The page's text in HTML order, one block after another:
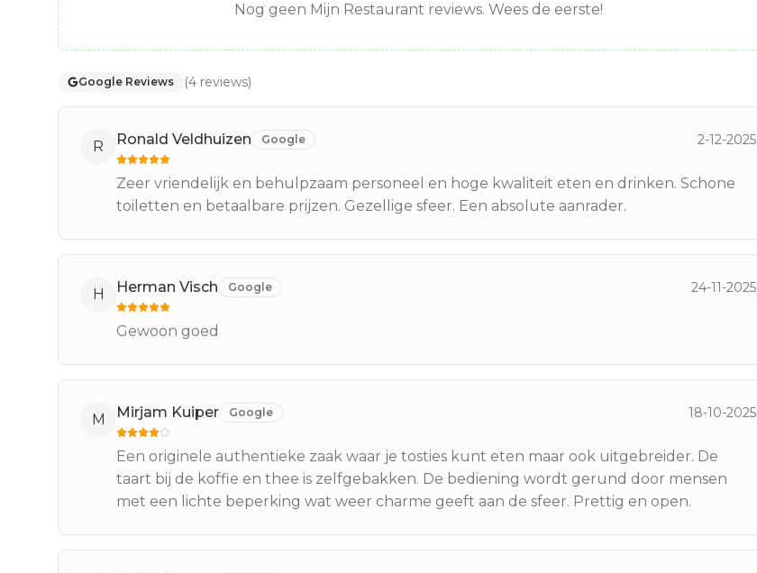
Nog geen Mijn Restaurant reviews. Wees de eerste!
Google Reviews (4 reviews)
R Ronald Veldhuizen Google 2-12-2025
Zeer vriendelijk en behulpzaam personeel en hoge kwaliteit eten en drinken. Schone
toiletten en betaalbare prijzen. Gezellige sfeer. Een absolute aanrader.
H Herman Visch Google 24-11-2025
Gewoon goed
M Mirjam Kuiper Google 18-10-2025
Een originele authentieke zaak waar je tosties kunt eten maar ook uitgebreider. De
taart bij de koffie en thee is zelfgebakken. De bediening wordt gerund door mensen
met een lichte beperking wat weer charme geeft aan de sfeer. Prettig en open.